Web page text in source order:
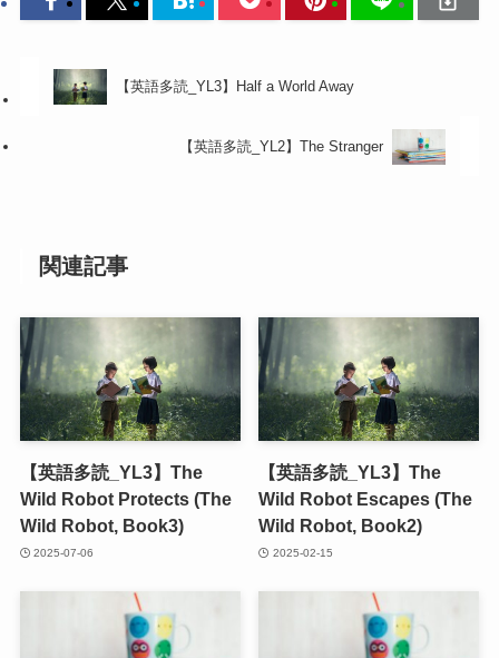
【英語多読_YL3】Half a World Away
【英語多読_YL2】The Stranger
関連記事
【英語多読_YL3】The
Wild Robot Protects (The
Wild Robot, Book3)
2025-07-06
【英語多読_YL3】The
Wild Robot Escapes (The
Wild Robot, Book2)
2025-02-15